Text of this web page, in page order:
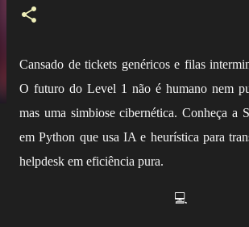
Cansado de tickets genéricos e filas
O futuro do Level 1 não é humano nem
mas uma simbiose cibernética. Conheça a
em Python que usa IA e heurística para
helpdesk em eficiência pura.
💻